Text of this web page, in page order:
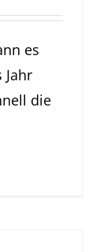
es
die